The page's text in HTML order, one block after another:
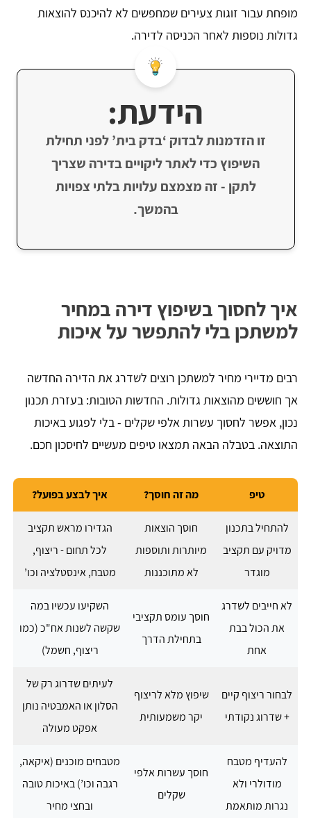
מופחת עבור זוגות צעירים שמחפשים לא להיכנס להוצאות
גדולות נוספות לאחר הכניסה לדירה.
הידעת:
זו הזדמנות לבדוק ‘בדק בית’ לפני תחילת
השיפוץ כדי לאתר ליקויים בדירה שצריך
לתקן - זה מצמצם עלויות בלתי צפויות
בהמשך.
איך לחסוך בשיפוץ דירה במחיר
למשתכן בלי להתפשר על איכות
רבים מדיירי מחיר למשתכן רוצים לשדרג את הדירה החדשה
אך חוששים מהוצאות גדולות. החדשות הטובות: בעזרת תכנון
נכון, אפשר לחסוך עשרות אלפי שקלים - בלי לפגוע באיכות
התוצאה. בטבלה הבאה תמצאו טיפים מעשיים לחיסכון חכם.
טיפ מה זה חוסך? איך לבצע בפועל?
להתחיל בתכנון
מדויק עם תקציב
מוגדר
חוסך הוצאות
מיותרות ותוספות
לא מתוכננות
הגדירו מראש תקציב
לכל תחום - ריצוף,
מטבח, אינסטלציה וכו’
לא חייבים לשדרג
את הכול בבת
אחת
חוסך עומס תקציבי
בתחילת הדרך
השקיעו עכשיו במה
שקשה לשנות אח"כ (כמו
ריצוף, חשמל)
לבחור ריצוף קיים
+ שדרוג נקודתי
שיפוץ מלא לריצוף
יקר משמעותית
לעיתים שדרוג רק של
הסלון או האמבטיה נותן
אפקט מעולה
להעדיף מטבח
מודולרי ולא
נגרות מותאמת
חוסך עשרות אלפי
שקלים
מטבחים מוכנים (איקאה,
רגבה וכו’) באיכות טובה
ובחצי מחיר